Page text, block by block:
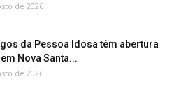
de 2026
da Pessoa Idosa têm abertura
Nova Santa...
de 2026